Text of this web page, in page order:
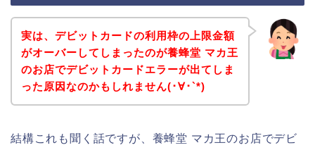
実は、デビットカードの利用枠の上限金額
がオーバーしてしまったのが養蜂堂 マカ王
のお店でデビットカードエラーが出てしま
った原因なのかもしれません(･∀･`*)
結構これも聞く話ですが、養蜂堂 マカ王のお店でデビ